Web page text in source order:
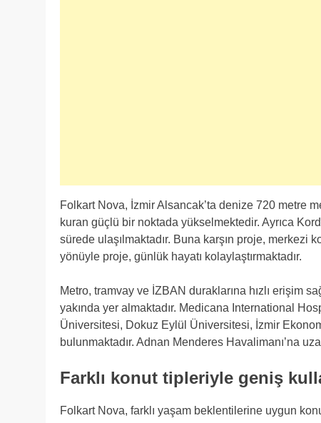
Folkart Nova, İzmir Alsancak’ta denize 720 metre
kuran güçlü bir noktada yükselmektedir. Ayrıca
sürede ulaşılmaktadır. Buna karşın proje, merkezi
yönüyle proje, günlük hayatı kolaylaştırmaktadır.
Metro, tramvay ve İZBAN duraklarına hızlı erişim
yakında yer almaktadır. Medicana International
Üniversitesi, Dokuz Eylül Üniversitesi, İzmir
bulunmaktadır. Adnan Menderes Havalimanı’na
Farklı konut tipleriyle geniş
Folkart Nova, farklı yaşam beklentilerine uygun